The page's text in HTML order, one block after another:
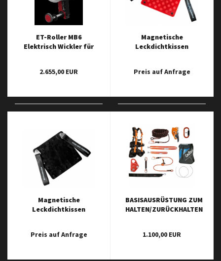
ET-Roller MB6
Elektrisch Wickler für
Volt-Milwaukee-
2.655,00 EUR
Magnetische
Leckdichtkissen
Preis auf Anfrage
Magnetische
Leckdichtkissen
Preis auf Anfrage
BASISAUSRÜSTUNG ZUM
HALTEN/ZURÜCKHALTEN
1.100,00 EUR